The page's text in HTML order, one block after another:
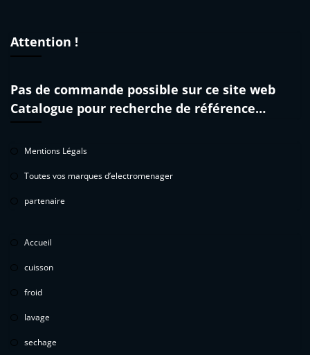
Attention !
Pas de commande possible sur ce site web
Catalogue pour recherche de référence…
Mentions Légals
Toutes vos marques d’electromenager
partenaire
Accueil
cuisson
froid
lavage
sechage